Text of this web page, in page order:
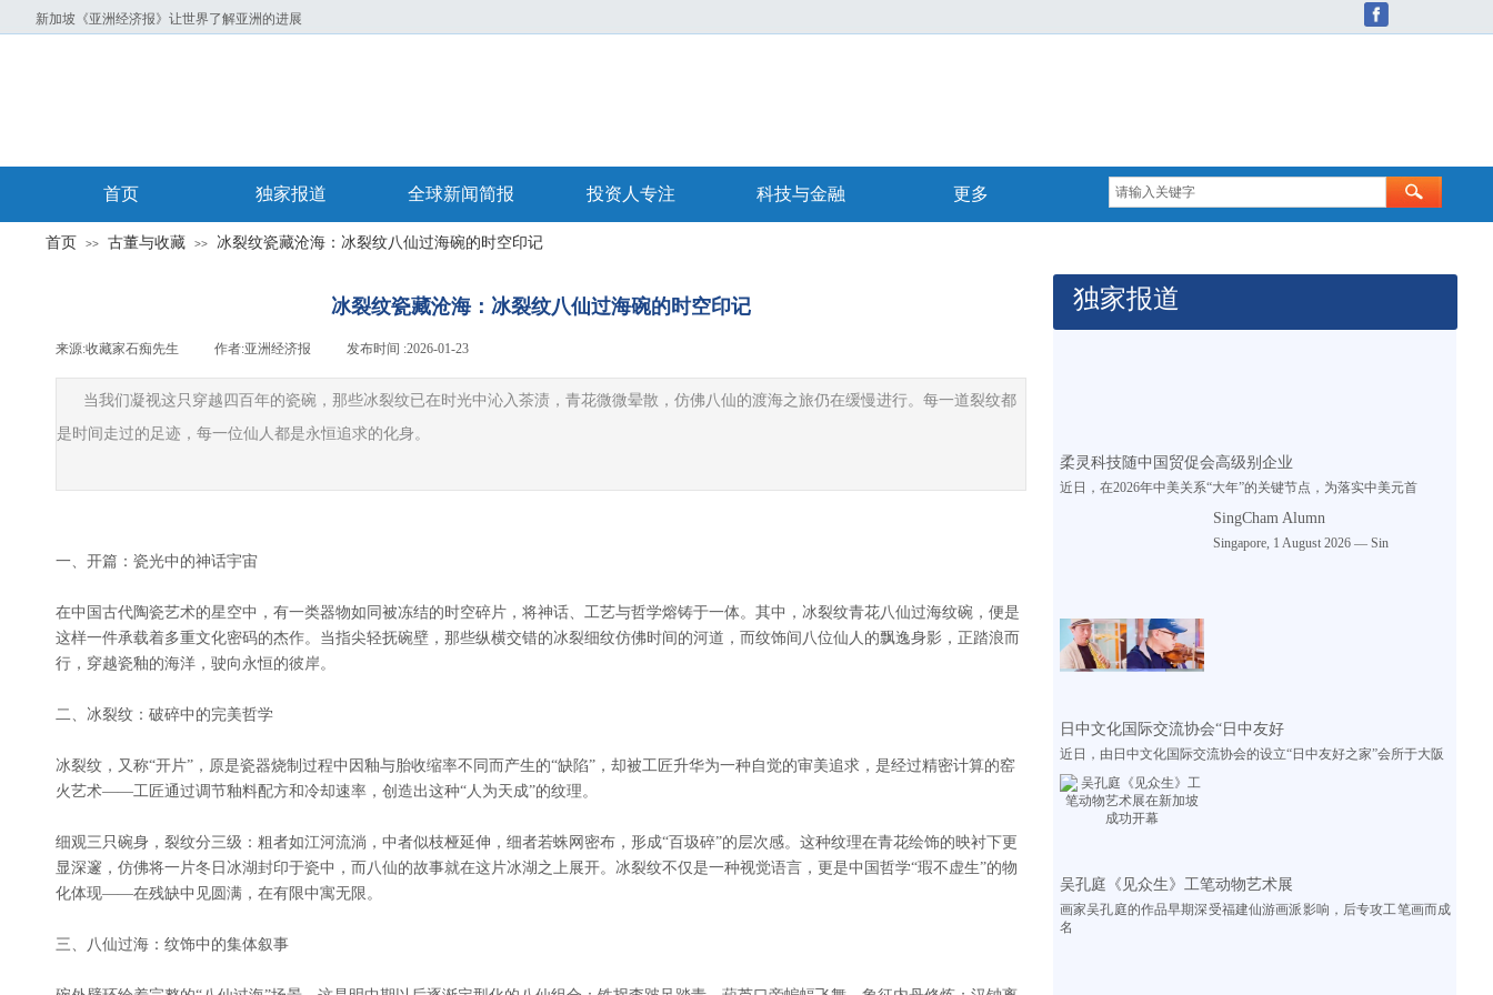
新加坡《亚洲经济报》让世界了解亚洲的进展
首页 独家报道 全球新闻简报 投资人专注 科技与金融 更多
首页 >> 古董与收藏 >> 冰裂纹瓷藏沧海：冰裂纹八仙过海碗的时空印记
独家报道
冰裂纹瓷藏沧海：冰裂纹八仙过海碗的时空印记
来源:收藏家石痴先生 作者:亚洲经济报 发布时间 :2026-01-23
当我们凝视这只穿越四百年的瓷碗，那些冰裂纹已在时光中沁入茶渍，青花微微晕散，仿佛八仙的渡海之旅仍在缓慢进行。每一道裂纹都
是时间走过的足迹，每一位仙人都是永恒追求的化身。
一、开篇：瓷光中的神话宇宙
在中国古代陶瓷艺术的星空中，有一类器物如同被冻结的时空碎片，将神话、工艺与哲学熔铸于一体。其中，冰裂纹青花八仙过海纹碗，便是
这样一件承载着多重文化密码的杰作。当指尖轻抚碗壁，那些纵横交错的冰裂细纹仿佛时间的河道，而纹饰间八位仙人的飘逸身影，正踏浪而
行，穿越瓷釉的海洋，驶向永恒的彼岸。
二、冰裂纹：破碎中的完美哲学
冰裂纹，又称“开片”，原是瓷器烧制过程中因釉与胎收缩率不同而产生的“缺陷”，却被工匠升华为一种自觉的审美追求，是经过精密计算的窑
火艺术——工匠通过调节釉料配方和冷却速率，创造出这种“人为天成”的纹理。
细观三只碗身，裂纹分三级：粗者如江河流淌，中者似枝桠延伸，细者若蛛网密布，形成“百圾碎”的层次感。这种纹理在青花绘饰的映衬下更
显深邃，仿佛将一片冬日冰湖封印于瓷中，而八仙的故事就在这片冰湖之上展开。冰裂纹不仅是一种视觉语言，更是中国哲学“瑕不虚生”的物
化体现——在残缺中见圆满，在有限中寓无限。
三、八仙过海：纹饰中的集体叙事
柔灵科技随中国贸促会高级别企业
近日，在2026年中美关系“大年”的关键节点，为落实中美元首
SingCham Alumn
Singapore, 1 August 2026 — Sin
日中文化国际交流协会“日中友好
近日，由日中文化国际交流协会的设立“日中友好之家”会所于大阪
吴孔庭《见众生》工笔动物艺术展
画家吴孔庭的作品早期深受福建仙游画派影响，后专攻工笔画而成
名